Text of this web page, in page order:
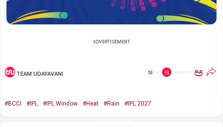
ADVERTISEMENT
TEAM UDAYAVANI ಅ ಅ
#BCCI #IPL #IPL Window #Heat #Rain #IPL 2027